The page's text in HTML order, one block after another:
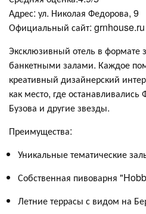
Адрес: ул. Николая Федорова, 9
Официальный сайт: grnhouse.ru
Эксклюзивный отель в формате
банкетными залами. Каждое
креативный дизайнерский
как место, где
Бузова и другие звезды.
Преимущества:
Уникальные тематические
Собственная пивоварня
Летние террасы с видом на